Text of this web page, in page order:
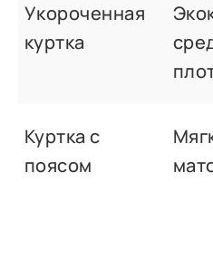
Укороченная
куртка
Куртка с
поясом